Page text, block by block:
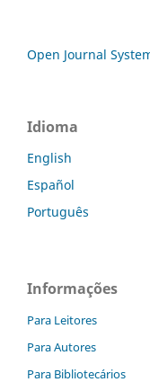
Open Journal
Idioma
English
Español
Português
Informações
Para Leitores
Para Autores
Para Bibliotecários